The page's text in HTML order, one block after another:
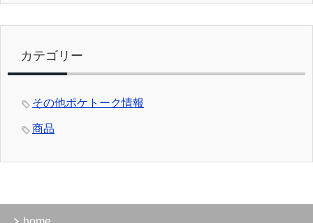
カテゴリー
その他ポケトーク情報
商品